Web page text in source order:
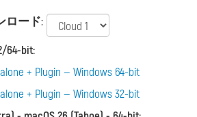
ロード:
64-bit:
+ Plugin — Windows 64-bit
+ Plugin — Windows 32-bit